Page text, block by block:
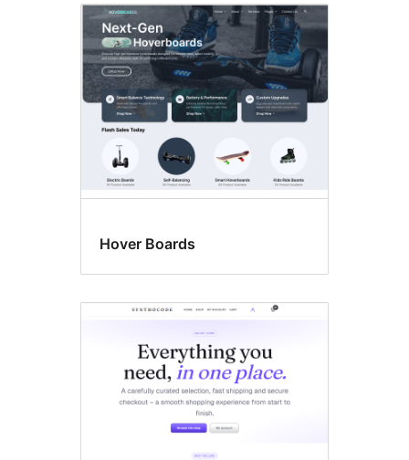
Hover Boards